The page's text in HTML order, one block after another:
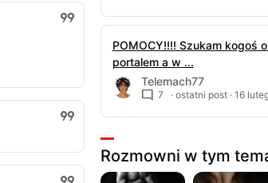
POMOCY!!!! Szukam kogoś
portalem a w ...
Telemach77
7 · ostatni post · 16
Rozmowni w tym